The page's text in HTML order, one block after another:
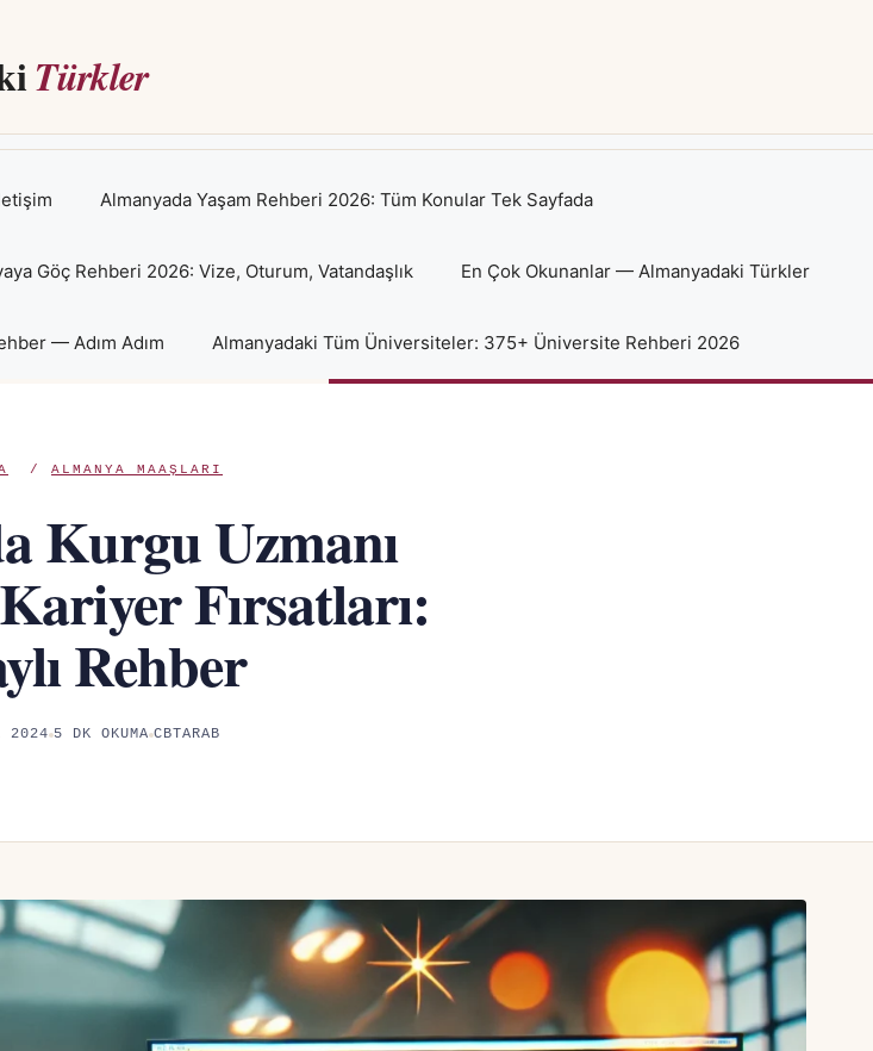
Türkler
Almanyada Yaşam Rehberi 2026: Tüm Konular Tek Sayfada
Göç Rehberi 2026: Vize, Oturum, Vatandaşlık En Çok Okunanlar — Almanyadaki Türkler
— Adım Adım Almanyadaki Tüm Üniversiteler: 375+ Üniversite Rehberi 2026
/ ALMANYA MAAŞLARI
Kurgu Uzmanı
Fırsatları:
Rehber
2024 5 DK OKUMA CBTARAB